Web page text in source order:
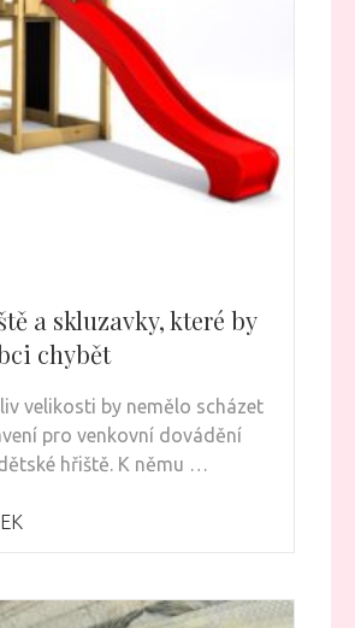
a skluzavky, které by
chybět
velikosti by nemělo scházet
pro venkovní dovádění
hřiště. K němu …